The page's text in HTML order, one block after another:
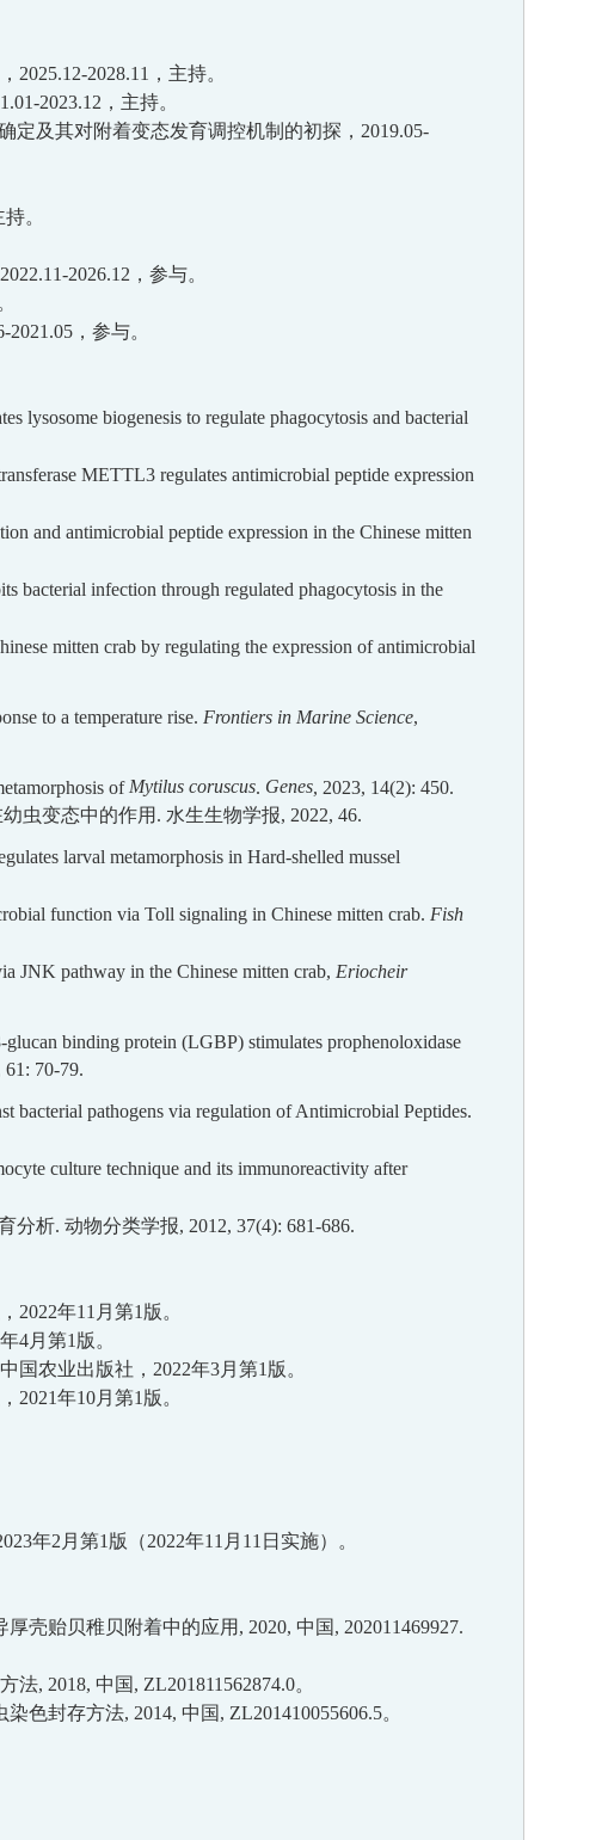
， 2025.12-2028.11 ， 主持。
2023.12 ，主持。
定及其对附着变态发育调控机制的初探， 2019.05-
持。
2026.12 ， 参与。
2021.05 ，参与。
lysosome biogenesis to regulate phagocytosis and bacterial
METTL3 regulates antimicrobial peptide expression
and antimicrobial peptide expression in the Chinese mitten
bacterial infection through regulated phagocytosis in the
mitten crab by regulating the expression of antimicrobial
to a temperature rise. Frontiers in Marine Science,
of Mytilus coruscus Genes , 2023, 14(2): 450.
虫变态中的作用 . 水生生物学报, 2022, 46.
larval metamorphosis in Hard-shelled mussel
function via Toll signaling in Chinese mitten crab. Fish
JNK pathway in the Chinese mitten crab, Eriocheir
glucan binding protein (LGBP) stimulates prophenoloxidase
61: 70-79.
bacterial pathogens via regulation of Antimicrobial Peptides.
culture technique and its immunoreactivity after
分析. 动物分类学报, 2012, 37(4): 681-686.
2022年11 月第1 版。
年4月 第1 版。
国农业出版社， 2022年3月第1 版。
2021年10月第1 版。
3年2 月 第1 版（2022年11 月 11 日实施）。
壳贻贝稚贝附着中的应用 , 2020, 中国 , 202011469927.
法, 2018, 中国 , ZL201811562874.0。
染色封存方法, 2014, 中国 , ZL201410055606.5。